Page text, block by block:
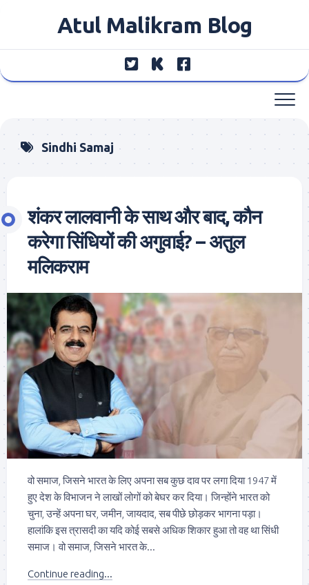
Atul Malikram Blog
Sindhi Samaj
शंकर लालवानी के साथ और बाद, कौन
करेगा सिंधियों की अगुवाई? – अतुल
मलिकराम
वो समाज, जिसने भारत के लिए अपना सब कुछ दाव पर लगा दिया 1947 में
हुए देश के विभाजन ने लाखों लोगों को बेघर कर दिया। जिन्होंने भारत को
चुना, उन्हें अपना घर, जमीन, जायदाद, सब पीछे छोड़कर भागना पड़ा।
हालांकि इस त्रासदी का यदि कोई सबसे अधिक शिकार हुआ तो वह था सिंधी
समाज। वो समाज, जिसने भारत के...
Continue reading...